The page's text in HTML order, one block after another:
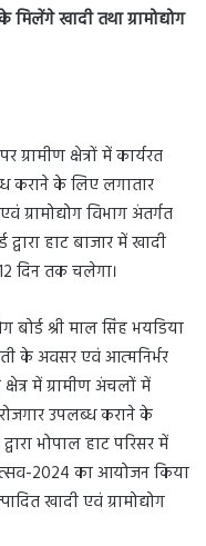
खादी तथा ग्रामोद्योग
ग्रामीण क्षेत्रों में कार्यरत
कराने के लिए लगातार
ग्रामोद्योग विभाग अंतर्गत
हाट बाजार में खादी
दिन तक चलेगा।
बोर्ड श्री माल सिंह भयडिया
के अवसर एवं आत्मनिर्भर
में ग्रामीण अंचलों में
उपलब्ध कराने के
भोपाल हाट परिसर में
2024 का आयोजन किया
खादी एवं ग्रामोद्योग